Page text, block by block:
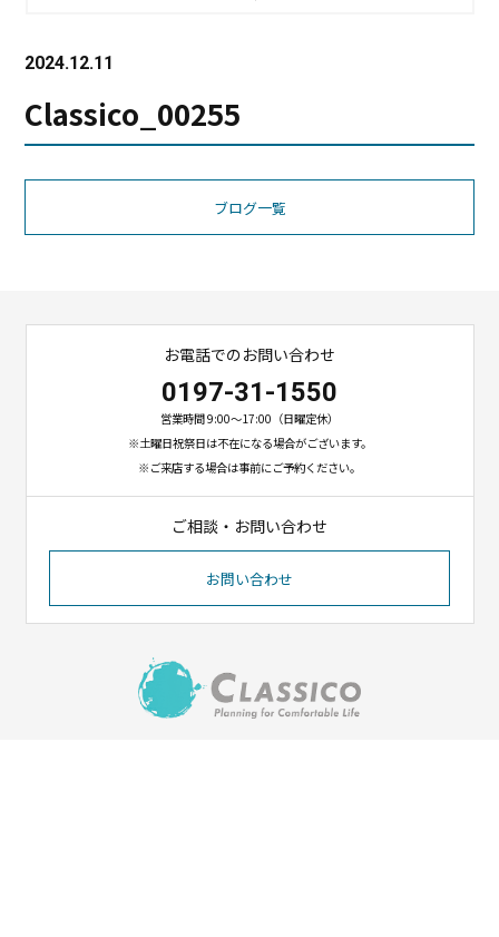
2024.12.11
Classico_00255
ブログ一覧
お電話でのお問い合わせ
0197-31-1550
営業時間 9:00〜17:00（日曜定休）
※土曜日祝祭日は不在になる場合がございます。
※ご来店する場合は事前にご予約ください。
ご相談・お問い合わせ
お問い合わせ